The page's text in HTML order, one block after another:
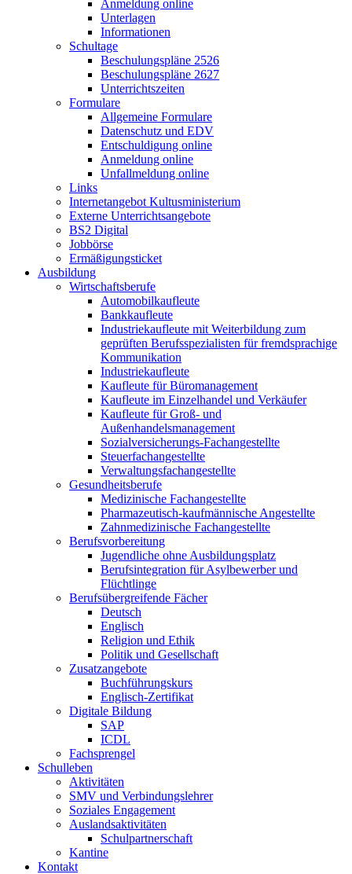
Anmeldung online
Unterlagen
Informationen
Schultage
Beschulungspläne 2526
Beschulungspläne 2627
Unterrichtszeiten
Formulare
Allgemeine Formulare
Datenschutz und EDV
Entschuldigung online
Anmeldung online
Unfallmeldung online
Links
Internetangebot Kultusministerium
Externe Unterrichtsangebote
BS2 Digital
Jobbörse
Ermäßigungsticket
Ausbildung
Wirtschaftsberufe
Automobilkaufleute
Bankkaufleute
Industriekaufleute mit Weiterbildung zum
geprüften Berufsspezialisten für fremdsprachige
Kommunikation
Industriekaufleute
Kaufleute für Büromanagement
Kaufleute im Einzelhandel und Verkäufer
Kaufleute für Groß- und
Außenhandelsmanagement
Sozialversicherungs-Fachangestellte
Steuerfachangestellte
Verwaltungsfachangestellte
Gesundheitsberufe
Medizinische Fachangestellte
Pharmazeutisch-kaufmännische Angestellte
Zahnmedizinische Fachangestellte
Berufsvorbereitung
Jugendliche ohne Ausbildungsplatz
Berufsintegration für Asylbewerber und
Flüchtlinge
Berufsübergreifende Fächer
Deutsch
Englisch
Religion und Ethik
Politik und Gesellschaft
Zusatzangebote
Buchführungskurs
Englisch-Zertifikat
Digitale Bildung
SAP
ICDL
Fachsprengel
Schulleben
Aktivitäten
SMV und Verbindungslehrer
Soziales Engagement
Auslandsaktivitäten
Schulpartnerschaft
Kantine
Kontakt